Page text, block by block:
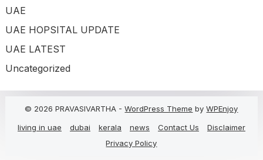
UAE
UAE HOPSITAL UPDATE
UAE LATEST
Uncategorized
© 2026 PRAVASIVARTHA -WordPress Theme byWPEnjoy
living in uae
dubai kerala news Contact Us
Disclaimer
Privacy Policy